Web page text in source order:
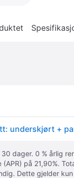
underskjørt +
dager. 0 % årlig
på 21,90%.
Dette gjelder